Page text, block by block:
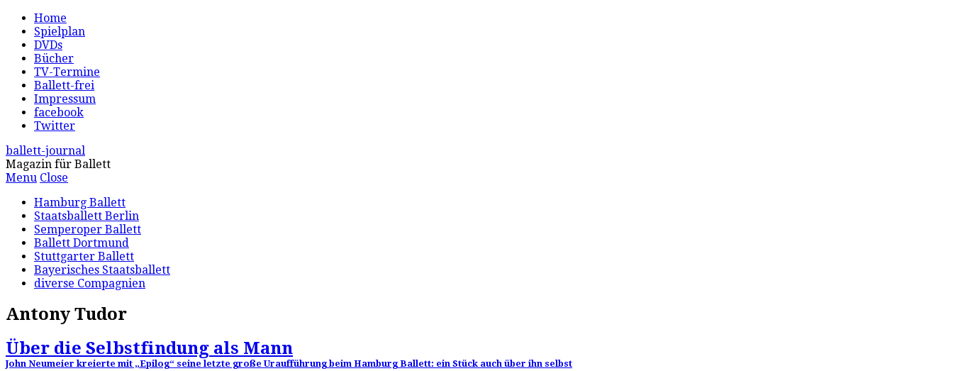
Home
Spielplan
DVDs
Bücher
TV-Termine
Ballett-frei
Impressum
facebook
Twitter
ballett-journal
Magazin für Ballett
Menu Close
Hamburg Ballett
Staatsballett Berlin
Semperoper Ballett
Ballett Dortmund
Stuttgarter Ballett
Bayerisches Staatsballett
diverse Compagnien
Antony Tudor
Über die Selbstfindung als Mann
John Neumeier kreierte mit „Epilog“ seine letzte große Uraufführung beim Hamburg Ballett: ein Stück auch über ihn selbst